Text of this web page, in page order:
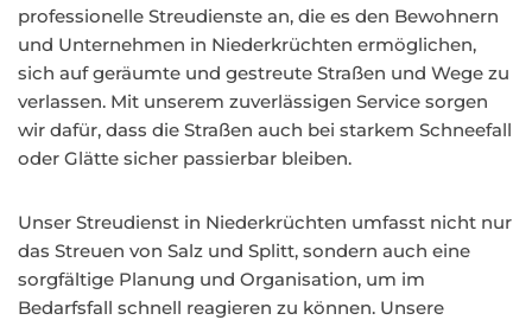
professionelle Streudienste an, die es den Bewohnern
und Unternehmen in Niederkrüchten ermöglichen,
sich auf geräumte und gestreute Straßen und Wege zu
verlassen. Mit unserem zuverlässigen Service sorgen
wir dafür, dass die Straßen auch bei starkem Schneefall
oder Glätte sicher passierbar bleiben.
Unser Streudienst in Niederkrüchten umfasst nicht nur
das Streuen von Salz und Splitt, sondern auch eine
sorgfältige Planung und Organisation, um im
Bedarfsfall schnell reagieren zu können. Unsere